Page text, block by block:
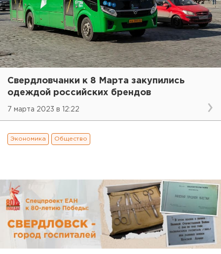
Свердловчанки к 8 Марта закупились
одеждой российских брендов
7 марта 2023 в 12:22
Экономика Общество